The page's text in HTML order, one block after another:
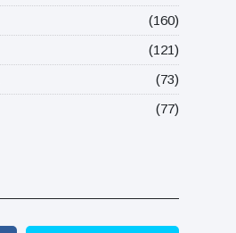
(160)
(121)
(73)
(77)